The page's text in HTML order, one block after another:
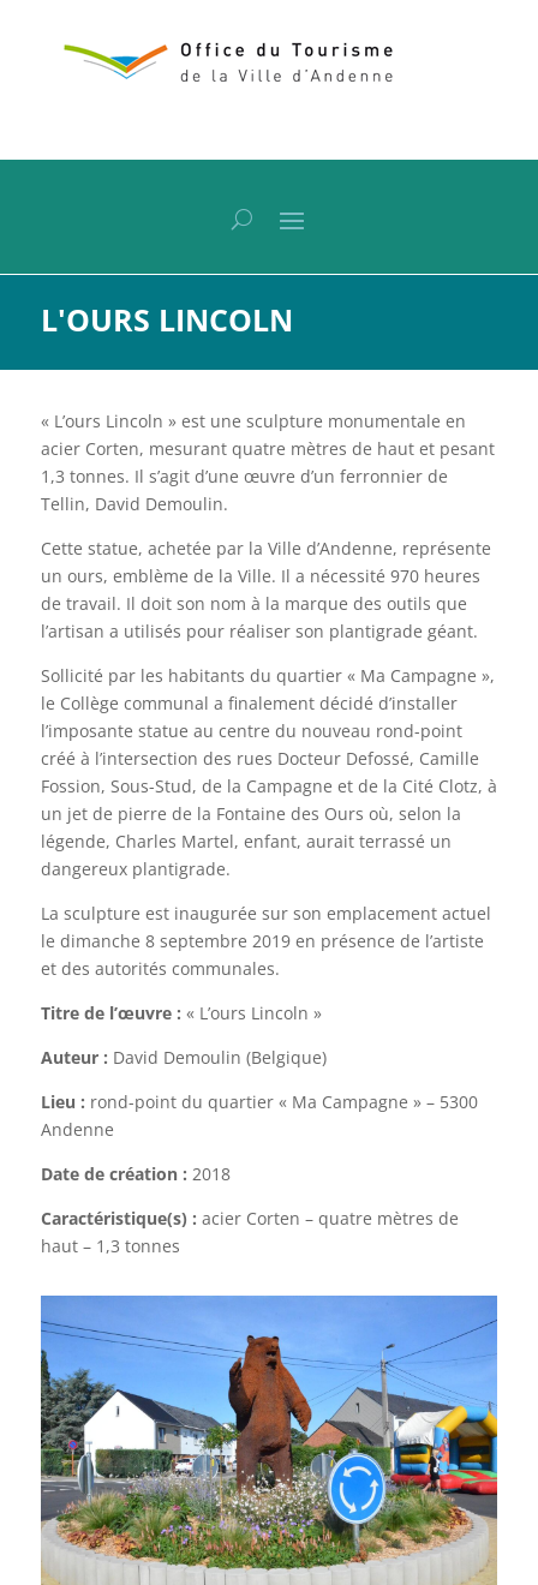
L'OURS LINCOLN
« L’ours Lincoln » est une sculpture monumentale en
acier Corten, mesurant quatre mètres de haut et pesant
1,3 tonnes. Il s’agit d’une œuvre d’un ferronnier de
Tellin, David Demoulin.
Cette statue, achetée par la Ville d’Andenne, représente
un ours, emblème de la Ville. Il a nécessité 970 heures
de travail. Il doit son nom à la marque des outils que
l’artisan a utilisés pour réaliser son plantigrade géant.
Sollicité par les habitants du quartier « Ma Campagne »,
le Collège communal a finalement décidé d’installer
l’imposante statue au centre du nouveau rond-point
créé à l’intersection des rues Docteur Defossé, Camille
Fossion, Sous-Stud, de la Campagne et de la Cité Clotz, à
un jet de pierre de la Fontaine des Ours où, selon la
légende, Charles Martel, enfant, aurait terrassé un
dangereux plantigrade.
La sculpture est inaugurée sur son emplacement actuel
le dimanche 8 septembre 2019 en présence de l’artiste
et des autorités communales.
Titre de l’œuvre : « L’ours Lincoln »
Auteur : David Demoulin (Belgique)
Lieu : rond-point du quartier « Ma Campagne » – 5300
Andenne
Date de création : 2018
Caractéristique(s) : acier Corten – quatre mètres de
haut – 1,3 tonnes